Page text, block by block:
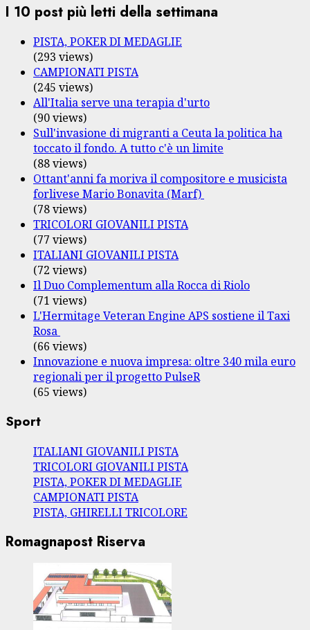
I 10 post più letti della settimana
PISTA, POKER DI MEDAGLIE
(293 views)
CAMPIONATI PISTA
(245 views)
All'Italia serve una terapia d'urto
(90 views)
Sull'invasione di migranti a Ceuta la politica ha
toccato il fondo. A tutto c'è un limite
(88 views)
Ottant'anni fa moriva il compositore e musicista
forlivese Mario Bonavita (Marf)
(78 views)
TRICOLORI GIOVANILI PISTA
(77 views)
ITALIANI GIOVANILI PISTA
(72 views)
Il Duo Complementum alla Rocca di Riolo
(71 views)
L'Hermitage Veteran Engine APS sostiene il Taxi
Rosa
(66 views)
Innovazione e nuova impresa: oltre 340 mila euro
regionali per il progetto PulseR
(65 views)
Sport
ITALIANI GIOVANILI PISTA
TRICOLORI GIOVANILI PISTA
PISTA, POKER DI MEDAGLIE
CAMPIONATI PISTA
PISTA, GHIRELLI TRICOLORE
Romagnapost Riserva